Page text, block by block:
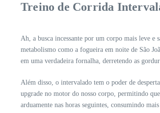
Treino de Corrida
Ah, a busca incessante por um corpo mais leve e
metabolismo como a fogueira em noite de São
em uma verdadeira fornalha, derretendo as
Além disso, o intervalado tem o poder de
upgrade no motor do nosso corpo, permitindo
arduamente nas horas seguintes, consumindo